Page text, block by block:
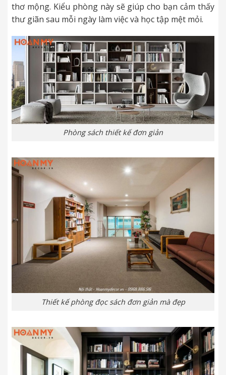
thơ mộng. Kiểu phòngnày sẽ giúp cho bạn cảm thấy
thư giãn sau mỗi ngày làm việc và học tập mệt mỏi.
Phòng sách thiết kế đơn giản
Thiết kế phòng đọc sách đơn giản mà đẹp